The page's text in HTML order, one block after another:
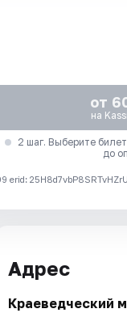
от
на
2 шаг. Выберите
до
Адрес
Краеведческий